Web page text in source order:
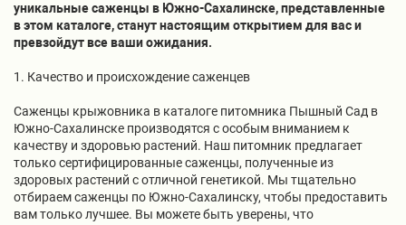
уникальные саженцы в Южно-Сахалинске, представленные
в этом каталоге, станут настоящим открытием для вас и
превзойдут все ваши ожидания.
1. Качество и происхождение саженцев
Саженцы крыжовника в каталоге питомника Пышный Сад в
Южно-Сахалинске производятся с особым вниманием к
качеству и здоровью растений. Наш питомник предлагает
только сертифицированные саженцы, полученные из
здоровых растений с отличной генетикой. Мы тщательно
отбираем саженцы по Южно-Сахалинску, чтобы предоставить
вам только лучшее. Вы можете быть уверены, что